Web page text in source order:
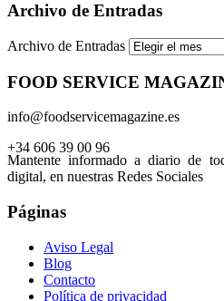
Archivo de Entradas
Archivo de Entradas
FOOD SERVICE
info@foodservicemagazine.es
+34 606 39 00 96
Mantente informado a diario de
digital, en nuestras Redes Sociales
Páginas
Aviso Legal
Blog
Contacto
Política de privacidad